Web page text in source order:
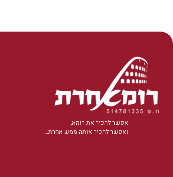
אפשר להכיר את רומא,
ואפשר להכיר אותה ממש אחרת…